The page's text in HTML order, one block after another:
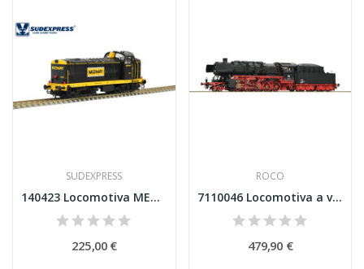
SUDEXPRESS
140423 Locomotiva MEDWAY 1404 DC Analógica...
225,00 €
ROCO
7110046 Locomotiva a vapor 50 1751, DB DCC com...
479,90 €